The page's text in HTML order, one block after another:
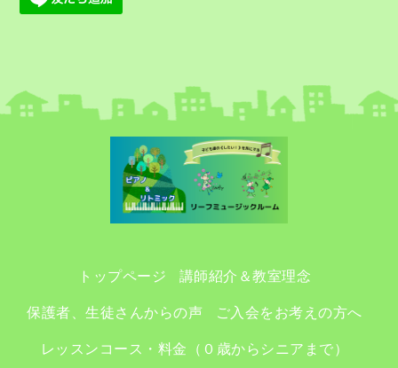
トップページ 講師紹介＆教室理念
保護者、生徒さんからの声 ご入会をお考えの方へ
レッスンコース・料金（０歳からシニアまで）